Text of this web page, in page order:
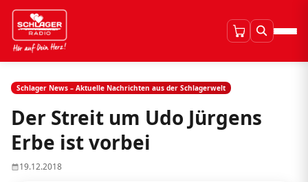
Schlager News – Aktuelle Nachrichten aus der Schlagerwelt
Der Streit um Udo Jürgens
Erbe ist vorbei
19.12.2018